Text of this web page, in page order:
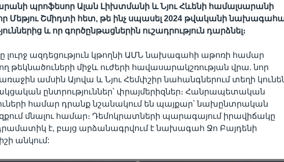
պրոֆեսոր Ալան Լիխտմանի և Նյու Հևենի համալսարանի
Մեթյու Շմիդտի հետ, թե ինչ սպասել 2024 թվականի
և որ գործընթացներին ուշադրություն դարձնել։
լուրջ ազդեցություն կթողնի ԱՄՆ նախագահի աթոռի համար
թեկնածուների միջև ուժերի հավասարակշռության վրա. նոր
ամսին Այովա և Նյու Հեմփշիր նահանգներում տեղի
ընտրություններ՝ փրայմերիզներ։ Հանրապետական
համար դրանք նշանակում են պայքար՝ նախընտրական
մնալու համար։ Դեմոկրատների պարագայում իրավիճակը
է, բայց արձանագրվում է նախագահ Ջո Բայդենի
անկում: